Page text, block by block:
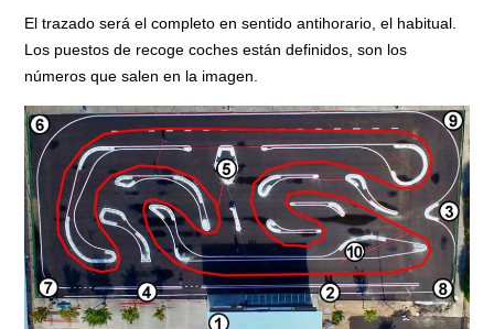
El trazado será el completo en sentido antihorario, el habitual.
Los puestos de recoge coches están definidos, son los
números que salen en la imagen.